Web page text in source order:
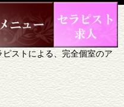
ピストによる、完全個室のア